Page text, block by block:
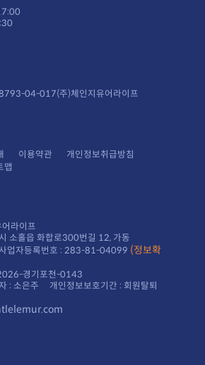
04-017(주)체인지유어라이프
이용약관
개인정보취급방침
맵
라이프
소홀읍 화합로300번길 12, 가동
업자등록번호 : 283-81-04099
경기포천-0143